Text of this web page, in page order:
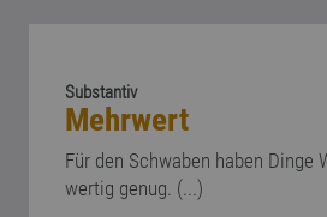
Substantiv
Mehrwert
Für den Schwaben haben Dinge
wertig genug. (...)